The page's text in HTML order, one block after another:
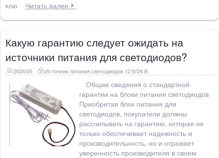
клю
Читать далее
Какую гарантию следует ожидать на
источники питания для светодиодов?
2024/05 Источник питания светодиодов 12 В/24 В
Общие сведения о стандартной
гарантии на блоки питания светодиодов
Приобретая блок питания для
светодиодов, покупатели должны
рассчитывать на гарантию, которая не
только обеспечивает надежность и
производительность, но и отражает
уверенность производителя в своем